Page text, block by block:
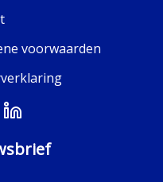
voorwaarden